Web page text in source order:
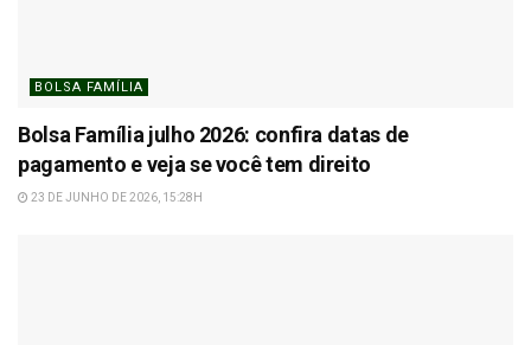
BOLSA FAMÍLIA
Bolsa Família julho 2026: confira datas de
pagamento e veja se você tem direito
23 DE JUNHO DE 2026, 15:28H